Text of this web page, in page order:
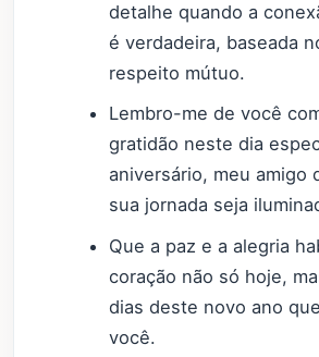
detalhe quando a
é verdadeira, baseada
respeito mútuo.
Lembro-me de você
gratidão neste dia
aniversário, meu amigo
sua jornada seja
Que a paz e a alegria
coração não só hoje,
dias deste novo ano
você.